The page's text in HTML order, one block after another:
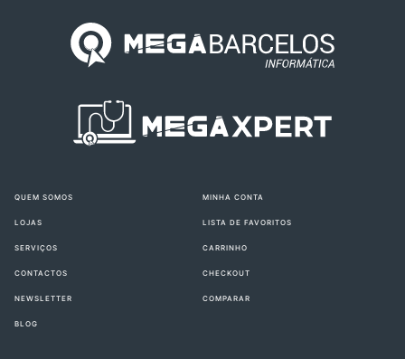
QUEM SOMOS
LOJAS
SERVIÇOS
CONTACTOS
NEWSLETTER
BLOG
MINHA CONTA
LISTA DE FAVORITOS
CARRINHO
CHECKOUT
COMPARAR